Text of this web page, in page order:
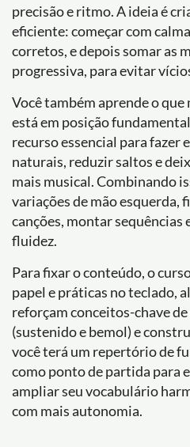
precisão e ritmo. A ideia é
eficiente: começar com
corretos, e depois somar as
progressiva, para evitar
Você também aprende o
está em posição
recurso essencial para fazer
naturais, reduzir saltos e
mais musical. Combinando
variações de mão esquerda,
canções, montar sequências
fluidez.
Para fixar o conteúdo, o
papel e práticas no teclado,
reforçam conceitos-chave
(sustenido e bemol) e
você terá um repertório de
como ponto de partida para
ampliar seu vocabulário
com mais autonomia.